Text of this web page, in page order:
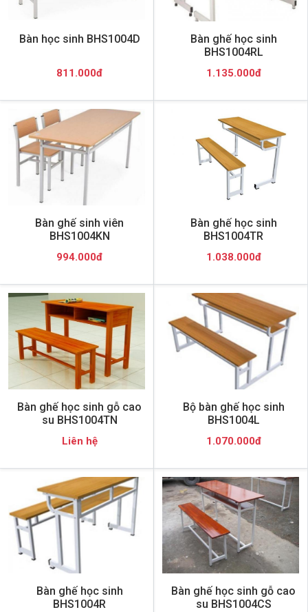
Bàn học sinh BHS1004D
811.000đ
Bàn ghế học sinh
BHS1004RL
1.135.000đ
Bàn ghế sinh viên
BHS1004KN
994.000đ
Bàn ghế học sinh
BHS1004TR
1.038.000đ
Bàn ghế học sinh gỗ cao
su BHS1004TN
Liên hệ
Bộ bàn ghế học sinh
BHS1004L
1.070.000đ
Bàn ghế học sinh
BHS1004R
Bàn ghế học sinh gỗ cao
su BHS1004CS